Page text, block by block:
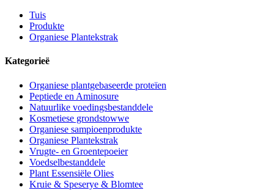
Tuis
Produkte
Organiese Plantekstrak
Kategorieë
Organiese plantgebaseerde proteïen
Peptiede en Aminosure
Natuurlike voedingsbestanddele
Kosmetiese grondstowwe
Organiese sampioenprodukte
Organiese Plantekstrak
Vrugte- en Groentepoeier
Voedselbestanddele
Plant Essensiële Olies
Kruie & Speserye & Blomtee